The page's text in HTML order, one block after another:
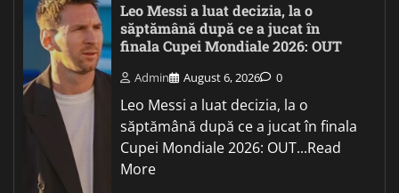
Leo Messi a luat decizia, la o
săptămână după ce a jucat în
finala Cupei Mondiale 2026: OUT
Admin August 6, 2026 0
Leo Messi a luat decizia, la o
săptămână după ce a jucat în finala
Cupei Mondiale 2026: OUT...Read
More